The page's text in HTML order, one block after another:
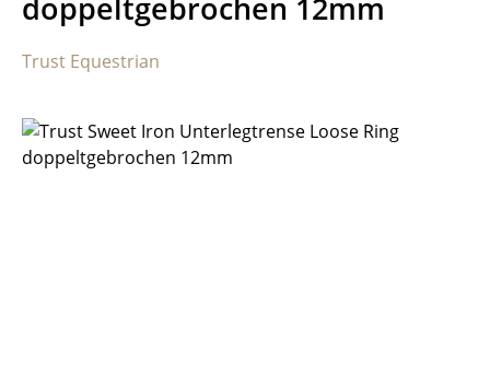
doppeltgebrochen 12mm
Trust Equestrian
Bildergalerie überspringen